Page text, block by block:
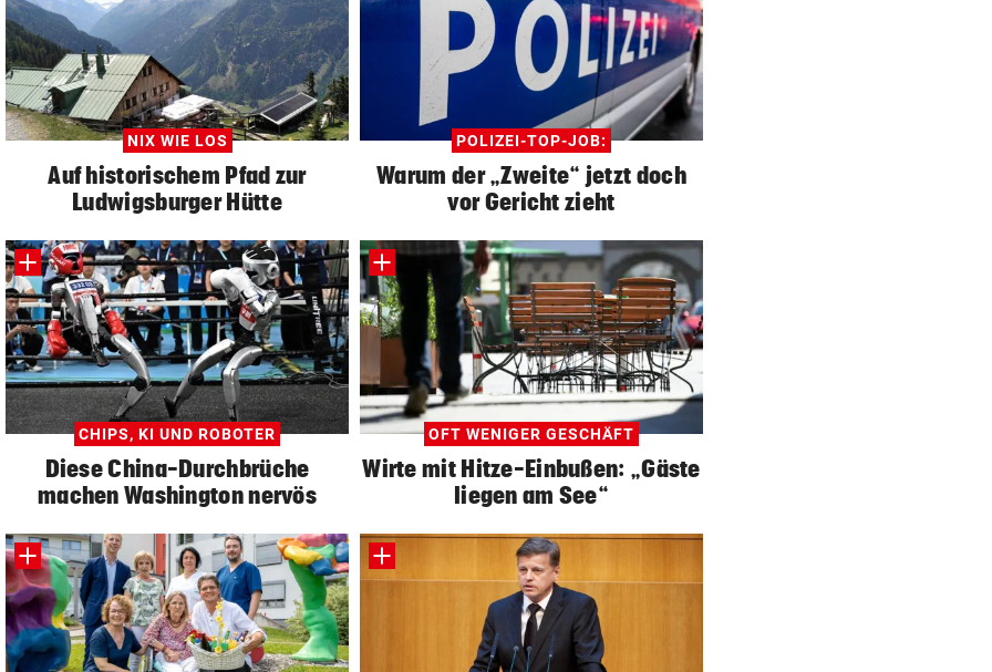
NIX WIE LOS
Auf historischem Pfad zur
Ludwigsburger Hütte
POLIZEI-TOP-JOB:
Warum der „Zweite“ jetzt doch
vor Gericht zieht
CHIPS, KI UND ROBOTER
Diese China-Durchbrüche
machen Washington nervös
OFT WENIGER GESCHÄFT
Wirte mit Hitze-Einbußen: „Gäste
liegen am See“